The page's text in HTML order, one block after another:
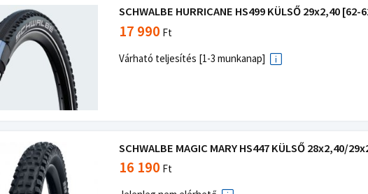
SCHWALBE HURRICANE HS499 KÜLSŐ 29x2,40
17 990 Ft
Várható teljesítés [1-3 munkanap]
SCHWALBE MAGIC MARY HS447 KÜLSŐ 28x2,40/
16 190 Ft